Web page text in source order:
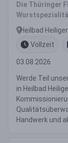
Die Thüringer
Heilbad
Vollzeit
03.08.2026
Werde Teil
in Heilbad
Handwerk und